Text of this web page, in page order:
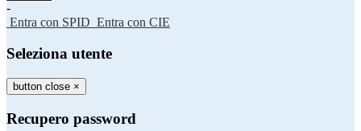
-
Entra con SPID Entra con CIE
Seleziona utente
button close ×
Recupero password